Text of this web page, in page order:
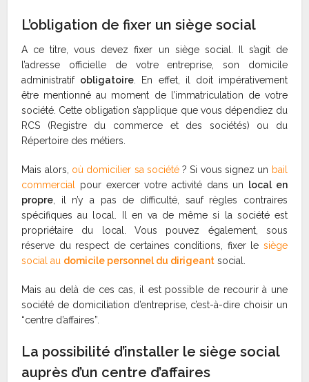
L’obligation de fixer un siège social
A ce titre, vous devez fixer un siège social. Il s’agit de
l’adresse officielle de votre entreprise, son domicile
administratif obligatoire. En effet, il doit impérativement
être mentionné au moment de l’immatriculation de votre
société. Cette obligation s’applique que vous dépendiez du
RCS (Registre du commerce et des sociétés) ou du
Répertoire des métiers.
Mais alors, où domicilier sa société? Si vous signez un bail
commercial pour exercer votre activité dans un local en
propre, il n’y a pas de difficulté, sauf règles contraires
spécifiques au local. Il en va de même si la société est
propriétaire du local. Vous pouvez également, sous
réserve du respect de certaines conditions, fixer le siège
social au domicile personnel du dirigeant social.
Mais au delà de ces cas, il est possible de recourir à une
société de domiciliation d’entreprise, c’est-à-dire choisir un
“centre d’affaires”.
La possibilité d’installer le siège social
auprès d’un centre d’affaires